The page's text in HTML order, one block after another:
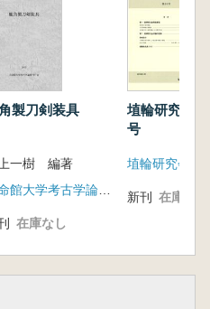
の分類と編年 宮代栄
と編年 斎藤 弘
須恵器 宮下知良
大刀 滝瀬芳之
具 岡安光彦
覧 古墳文化研究会編
の果たした学史的役
安光彦
営年代をめぐる諸問
協会での発表要旨
集墳-造営年代と歴
製刀剣装具
一樹 編著
立命館大学考古学論集刊行会
在庫なし
埴輪研究会
号
埴輪研究会
新刊 在庫なし